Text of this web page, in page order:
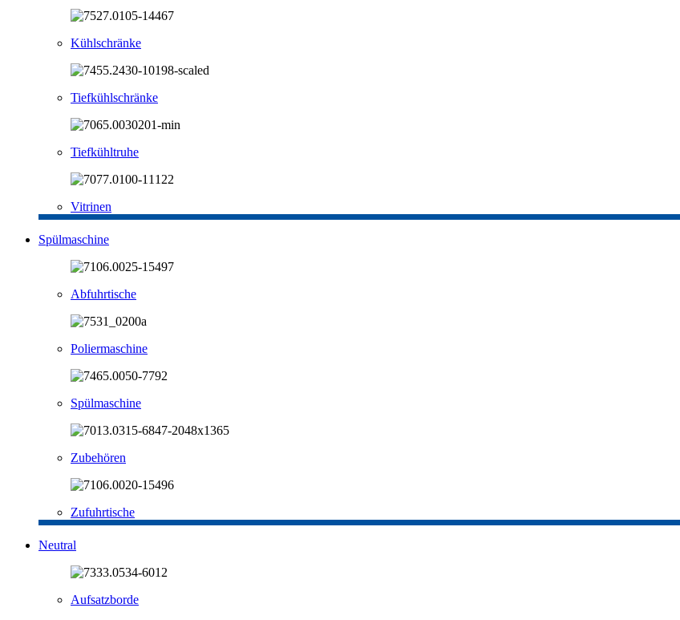
Kühlschränke
Tiefkühlschränke
Tiefkühltruhe
Vitrinen
Spülmaschine
Abfuhrtische
Poliermaschine
Spülmaschine
Zubehören
Zufuhrtische
Neutral
Aufsatzborde